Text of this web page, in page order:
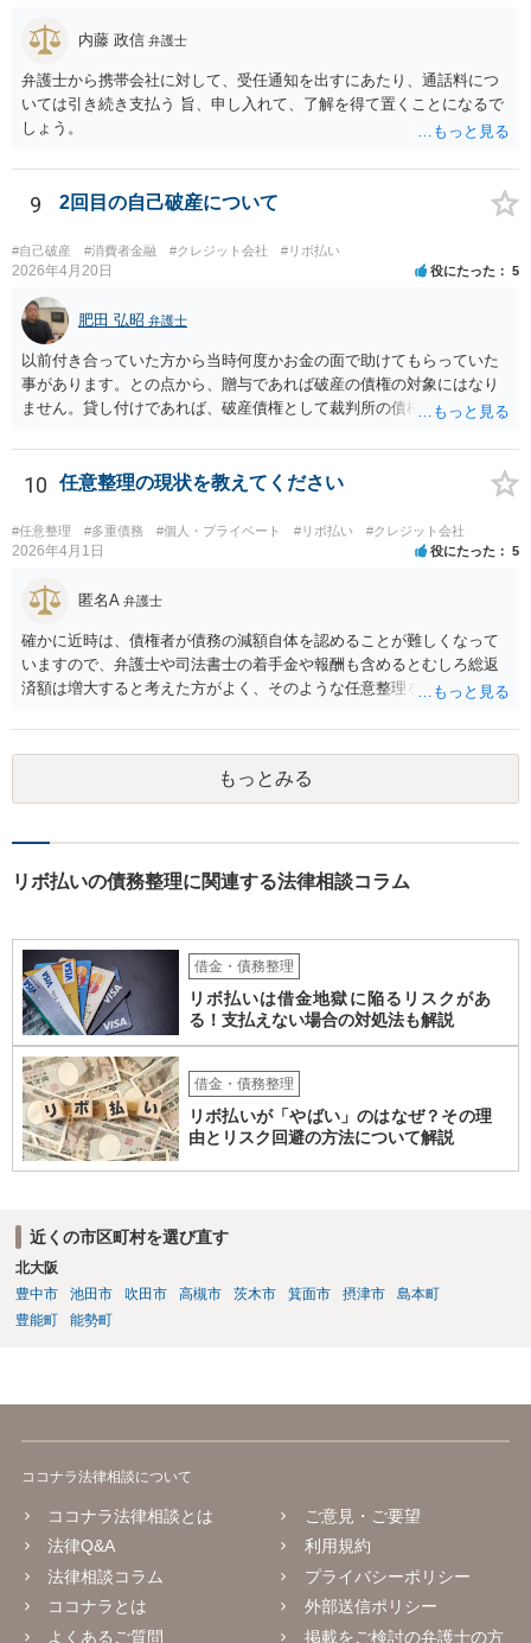
内藤 政信 弁護士
弁護士から携帯会社に対して、受任通知を出すにあたり、通話料につ
いては引き続き支払う 旨、申し入れて、了解を得て置くことになるで
しょう。
9 2回目の自己破産について
#自己破産 #消費者金融 #クレジット会社 #リボ払い
2026年4月20日 役にたった 5
肥田 弘昭 弁護士
以前付き合っていた方から当時何度かお金の面で助けてもらっていた
事があります。との点から、贈与であれば破産の債権の対象にはなり
ません。貸し付けであれば、破産債権として裁判所の債権者一覧表に
思います。生活保護を受給後法テラスを利用する流れになるかと思い
ます。ご参考にしてください。
10 任意整理の現状を教えてください
#任意整理 #多重債務 #個人・プライベート #リボ払い #クレジット会社
2026年4月1日 役にたった 5
匿名A 弁護士
確かに近時は、債権者が債務の減額自体を認めることが難しくなって
いますので、弁護士や司法書士の着手金や報酬も含めるとむしろ総返
済額は増大すると考えた方がよく、そのような任意整理をしてかえっ
います。 特に「オーバーローンでない不動産」や「売ると高く売却さ
れる自動車」、「２０万円を超える保険解約返戻金がある保険」など
の資産がなければ、個人再生か自己破産を検討する方が良いと思われ
ます。 このような資産があってもなくても、ココナラで最寄りの債務
もっとみる
リボ払いの債務整理に関連する法律相談コラム
借金・債務整理
リボ払いは借金地獄に陥るリスクがあ
る！支払えない場合の対処法も解説
借金・債務整理
リボ払いが「やばい」のはなぜ？その理
由とリスク回避の方法について解説
近くの市区町村を選び直す
北大阪
豊中市
池田市 吹田市 高槻市 茨木市 箕面市 摂津市
島本町
豊能町
能勢町
ココナラ法律相談について
ココナラ法律相談とは
法律Q&A
法律相談コラム
ココナラとは
よくあるご質問
ご意見・ご要望
利用規約
プライバシーポリシー
外部送信ポリシー
掲載をご検討の弁護士の方